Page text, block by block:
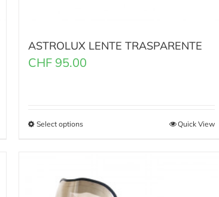
ASTROLUX LENTE TRASPARENTE
CHF 95.00
Select options Quick View